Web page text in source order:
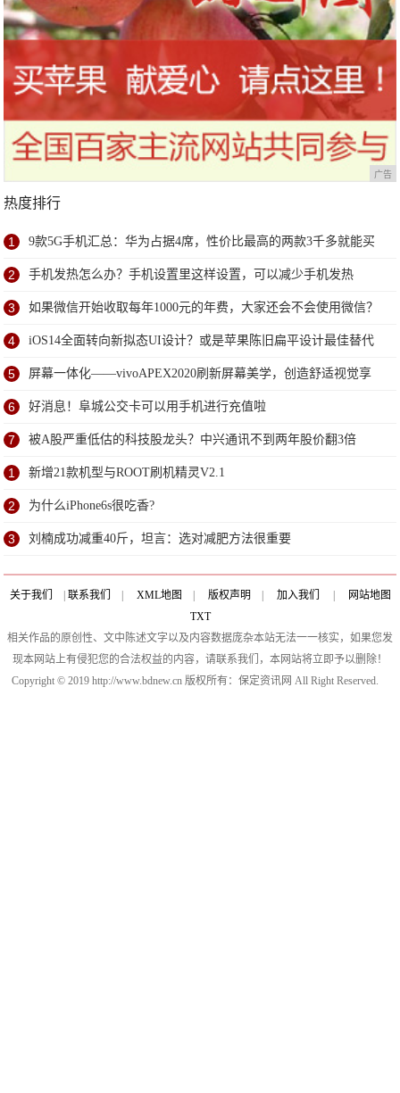
广告
热度排行
1 9款5G手机汇总：华为占据4席，性价比最高的两款3千多就能买
到
2 手机发热怎么办？手机设置里这样设置，可以减少手机发热
3 如果微信开始收取每年1000元的年费，大家还会不会使用微信？
4 iOS14全面转向新拟态UI设计？或是苹果陈旧扁平设计最佳替代
方案
5 屏幕一体化——vivoAPEX2020刷新屏幕美学，创造舒适视觉享
受
6 好消息！阜城公交卡可以用手机进行充值啦
7 被A股严重低估的科技股龙头？中兴通讯不到两年股价翻3倍
1 新增21款机型与ROOT刷机精灵V2.1
2 为什么iPhone6s很吃香?
3 刘楠成功减重40斤，坦言：选对减肥方法很重要
关于我们 联系我们 XML地图 版权声明 加入我们
网站地图
TXT
相关作品的原创性、文中陈述文字以及内容数据庞杂本站无法一一核实，如果您发
现本网站上有侵犯您的合法权益的内容，请联系我们，本网站将立即予以删除！
Copyright © 2019 http://www.bdnew.cn 版权所有：保定资讯网 All Right Reserved.